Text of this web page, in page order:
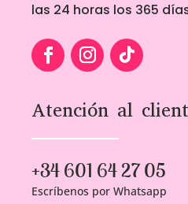
las 24 horas los 365
Atención al
+34 601 64 27 05
Escríbenos por Whatsapp